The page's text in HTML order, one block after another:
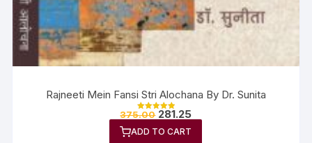
Rajneeti Mein Fansi Stri Alochana By Dr. Sunita
Rated
out of 5
375.00 281.25
ADD TO CART